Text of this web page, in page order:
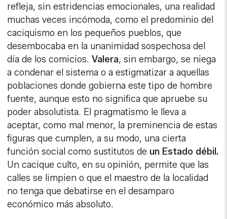
refleja, sin estridencias emocionales, una realidad
muchas veces incómoda, como el predominio del
caciquismo en los pequeños pueblos, que
desembocaba en la unanimidad sospechosa del
día de los comicios.Valera, sin embargo, se niega
a condenar el sistema o a estigmatizar a aquellas
poblaciones donde gobierna este tipo de hombre
fuente, aunque esto no significa que apruebe su
poder absolutista. El pragmatismo le lleva a
aceptar, como mal menor, la preminencia de estas
figuras que cumplen, a su modo, una cierta
función social como sustitutos de un Estado débil.
Un cacique culto, en su opinión, permite que las
calles se limpien o que el maestro de la localidad
no tenga que debatirse en el desamparo
económico más absoluto.